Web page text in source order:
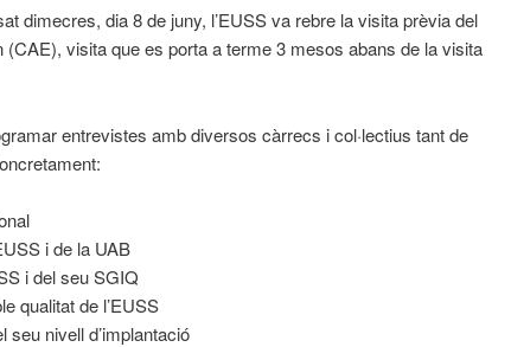
dimecres, dia 8 de juny, l’EUSS va rebre la visita prèvia del
(CAE), visita que es porta a terme 3 mesos abans de la visita
entrevistes amb diversos càrrecs i col·lectius tant de
i de la UAB
i del seu SGIQ
qualitat de l’EUSS
seu nivell d’implantació